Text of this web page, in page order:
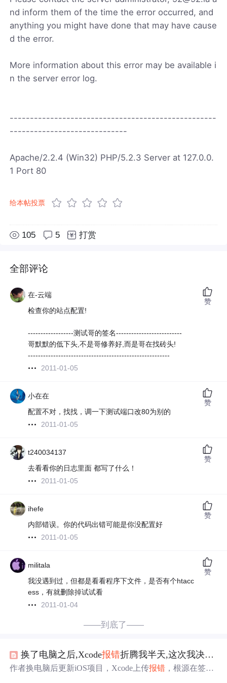
nd inform them of the time the error occurred, and
anything you might have done that may have cause
d the error.
More information about this error may be available i
n the server error log.
---------------------------------------------------
-----------------------------
Apache/2.2.4 (Win32) PHP/5.2.3 Server at 127.0.0.
1 Port 80
给本帖投票
105 5 打赏
全部评论
在-云端
检查你的站点配置!
------------------测试哥的签名--------------------------
哥默默的低下头,不是哥修养好,而是哥在找砖头!
--------------------------------------------------------
2011-01-05
赞
小在在
配置不对，找找，调一下测试端口改80为别的
2011-01-05
赞
t240034137
去看看你的日志里面 都写了什么！
2011-01-05
赞
ihefe
内部错误。你的代码出错可能是你没配置好
2011-01-05
赞
militala
我没遇到过，但都是看看程序下文件，是否有个htacc
ess，有就删除掉试试看
2011-01-04
赞
——到底了——
换了电脑之后,Xcode报错折腾我半天,这次我决定把它彻底整明白
作者换电脑后更新iOS项目，Xcode上传报错 ，根源在签名